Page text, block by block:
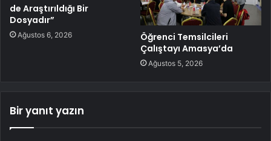
de Araştırıldığı Bir
Dosyadır”
Ağustos 6, 2026
Öğrenci Temsilcileri
Çalıştayı Amasya’da
Ağustos 5, 2026
Bir yanıt yazın